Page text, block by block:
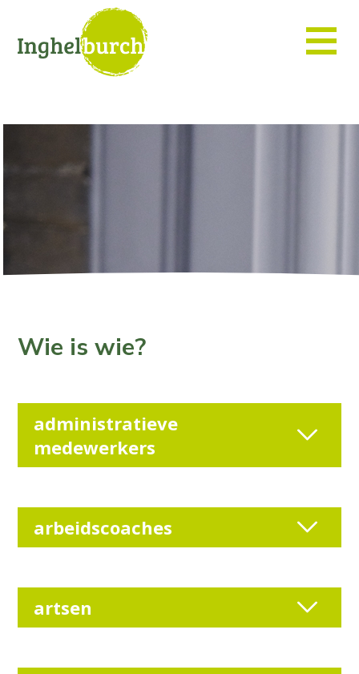
Wie is wie?
administratieve
medewerkers
arbeidscoaches
artsen